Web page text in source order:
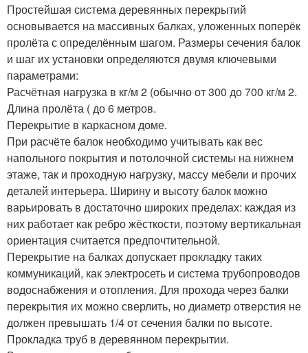
Простейшая система деревянных перекрытий
основывается на массивных балках, уложенных поперёк
пролёта с определённым шагом. Размеры сечения балок
и шаг их установки определяются двумя ключевыми
параметрами:
Расчётная нагрузка в кг/м 2 (обычно от 300 до 700 кг/м 2.
Длина пролёта ( до 6 метров.
Перекрытие в каркасном доме.
При расчёте балок необходимо учитывать как вес
напольного покрытия и потолочной системы на нижнем
этаже, так и проходную нагрузку, массу мебели и прочих
деталей интерьера. Ширину и высоту балок можно
варьировать в достаточно широких пределах: каждая из
них работает как ребро жёсткости, поэтому вертикальная
ориентация считается предпочтительной.
Перекрытие на балках допускает прокладку таких
коммуникаций, как электросеть и система трубопроводов
водоснабжения и отопления. Для прохода через балки
перекрытия их можно сверлить, но диаметр отверстия не
должен превышать 1/4 от сечения балки по высоте.
Прокладка труб в деревянном перекрытии.